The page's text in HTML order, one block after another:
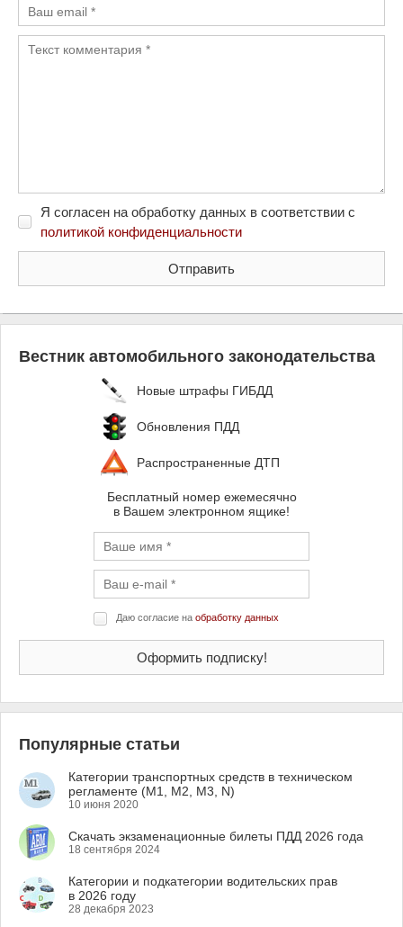
Я согласен на обработку данных в соответствии с
политикой конфиденциальности
Вестник автомобильного законодательства
Новые штрафы ГИБДД
Обновления ПДД
Распространенные ДТП
Бесплатный номер ежемесячно
в Вашем электронном ящике!
Даю согласие на обработку данных
Популярные статьи
Категории транспортных средств в техническом
регламенте (M1, M2, M3, N)
10 июня 2020
Скачать экзаменационные билеты ПДД 2026 года
18 сентября 2024
Категории и подкатегории водительских прав
в 2026 году
28 декабря 2023